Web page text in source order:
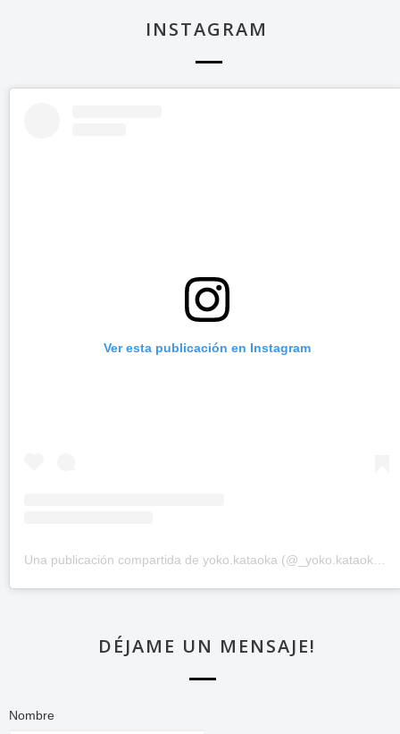
INSTAGRAM
Ver esta publicación en Instagram
DÉJAME UN MENSAJE!
Nombre